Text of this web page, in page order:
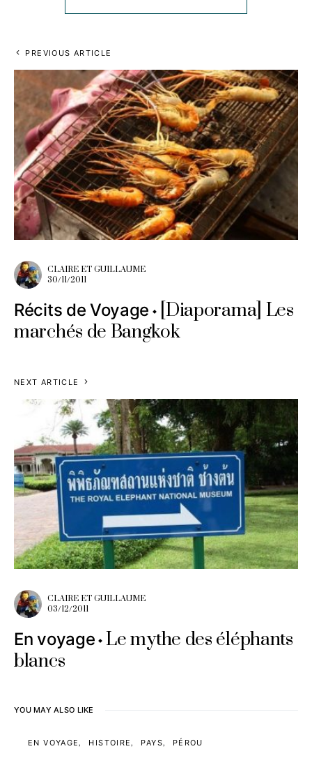
PREVIOUS ARTICLE
CLAIRE ET GUILLAUME
30/11/2011
Récits de Voyage
[Diaporama] Les
marchés de Bangkok
NEXT ARTICLE
CLAIRE ET GUILLAUME
03/12/2011
En voyage Le mythe des éléphants
blancs
YOU MAY ALSO LIKE
EN VOYAGE HISTOIRE PAYS PÉROU